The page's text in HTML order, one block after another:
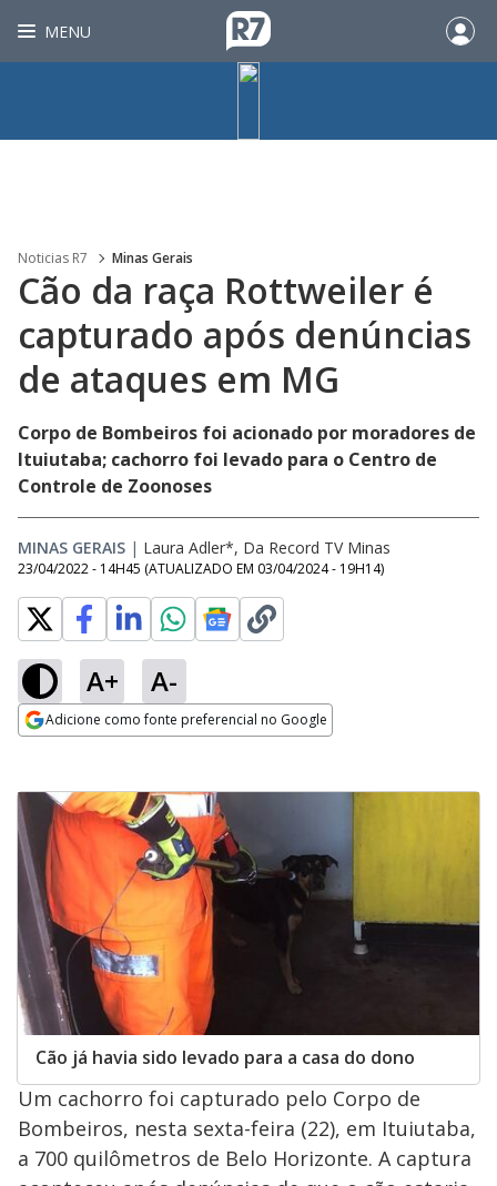
MENU
Noticias R7 Minas Gerais
Cão da raça Rottweiler é
capturado após denúncias
de ataques em MG
Corpo de Bombeiros foi acionado por moradores de
Ituiutaba; cachorro foi levado para o Centro de
Controle de Zoonoses
MINAS GERAIS | Laura Adler*, Da Record TV Minas
23/04/2022 - 14H45 (ATUALIZADO EM 03/04/2024 - 19H14)
A+ A-
Adicione como fonte preferencial no Google
Cão já havia sido levado para a casa do dono
Um cachorro foi capturado pelo Corpo de
Bombeiros, nesta sexta-feira (22), em Ituiutaba,
a 700 quilômetros de Belo Horizonte. A captura